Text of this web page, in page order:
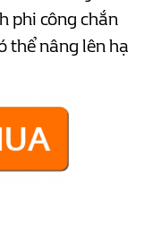
phi công chắn
thể nâng lên hạ